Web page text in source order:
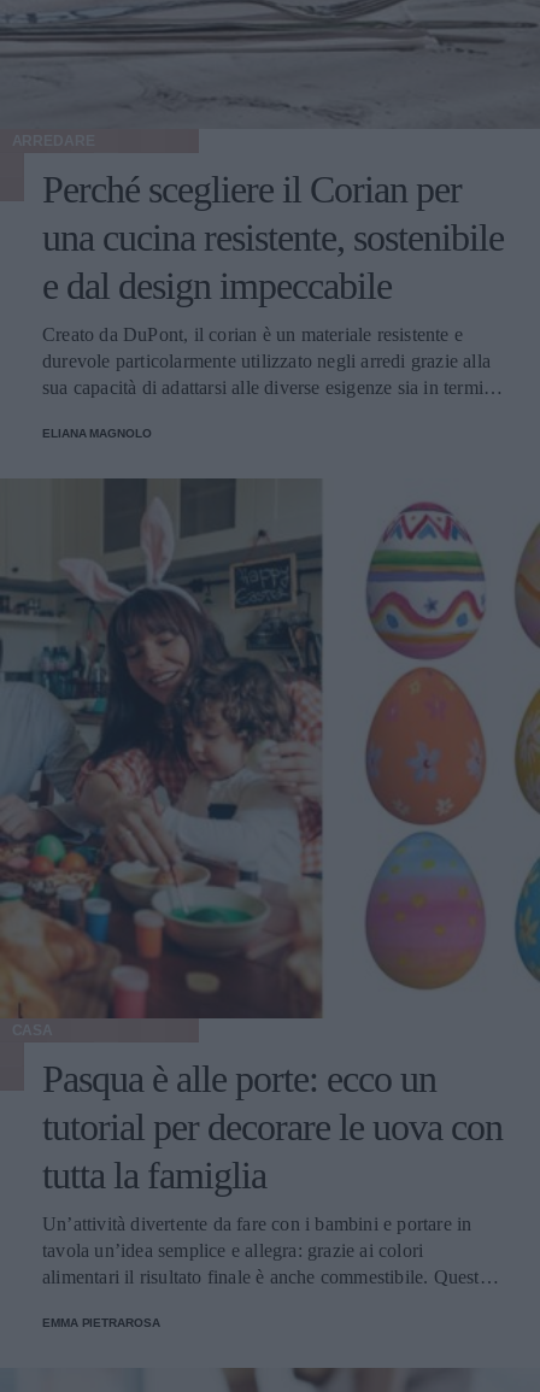
Perché scegliere il Corian per
una cucina resistente, sostenibile
e dal design impeccabile
Creato da DuPont, il corian è un materiale resistente e
durevole particolarmente utilizzato negli arredi grazie alla
sua capacità di adattarsi alle diverse esigenze sia in termini
perché è adatto alla cucina di casa!
ELIANA MAGNOLO
Pasqua è alle porte: ecco un
tutorial per decorare le uova con
tutta la famiglia
Un’attività divertente da fare con i bambini e portare in
tavola un’idea semplice e allegra: grazie ai colori
alimentari il risultato finale è anche commestibile. Questa è
oggi è molto sentita.
EMMA PIETRAROSA